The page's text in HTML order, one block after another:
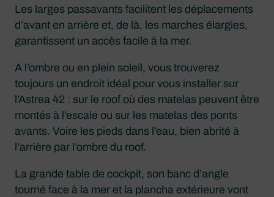
Les larges passavants facilitent les déplacements
d’avant en arrière et, de là, les marches élargies,
garantissent un accès facile à la mer.
A l’ombre ou en plein soleil, vous trouverez
toujours un endroit idéal pour vous installer sur
l’Astrea 42 : sur le roof où des matelas peuvent être
montés à l’escale ou sur les matelas des ponts
avants. Voire les pieds dans l’eau, bien abrité à
l’arrière par l’ombre du roof.
La grande table de cockpit, son banc d’angle
tourné face à la mer et la plancha extérieure vont